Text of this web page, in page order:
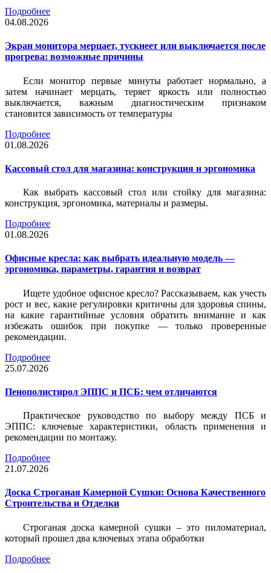
Подробнее
04.08.2026
Экран монитора мерцает, тускнеет или выключается после
прогрева: возможные причины
Если монитор первые минуты работает нормально, а
затем начинает мерцать, теряет яркость или полностью
выключается, важным диагностическим признаком
становится зависимость от температуры
Подробнее
01.08.2026
Кассовый стол для магазина: конструкция и эргономика
Как выбрать кассовый стол или стойку для магазина:
конструкция, эргономика, материалы и размеры.
Подробнее
01.08.2026
Офисные кресла: как выбрать идеальную модель —
эргономика, параметры, гарантия и возврат
Ищете удобное офисное кресло? Рассказываем, как учесть
рост и вес, какие регулировки критичны для здоровья спины,
на какие гарантийные условия обратить внимание и как
избежать ошибок при покупке — только проверенные
рекомендации.
Подробнее
25.07.2026
Пенополистирол ЭППС и ПСБ: чем отличаются
Практическое руководство по выбору между ПСБ и
ЭППС: ключевые характеристики, область применения и
рекомендации по монтажу.
Подробнее
21.07.2026
Доска Строганая Камерной Сушки: Основа Качественного
Строительства и Отделки
Строганая доска камерной сушки – это пиломатериал,
который прошел два ключевых этапа обработки
Подробнее